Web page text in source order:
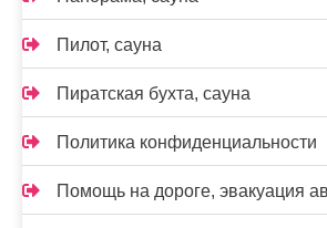
Пилот, сауна
Пиратская бухта, сауна
Политика конфиденциальности
Помощь на дороге, эвакуация